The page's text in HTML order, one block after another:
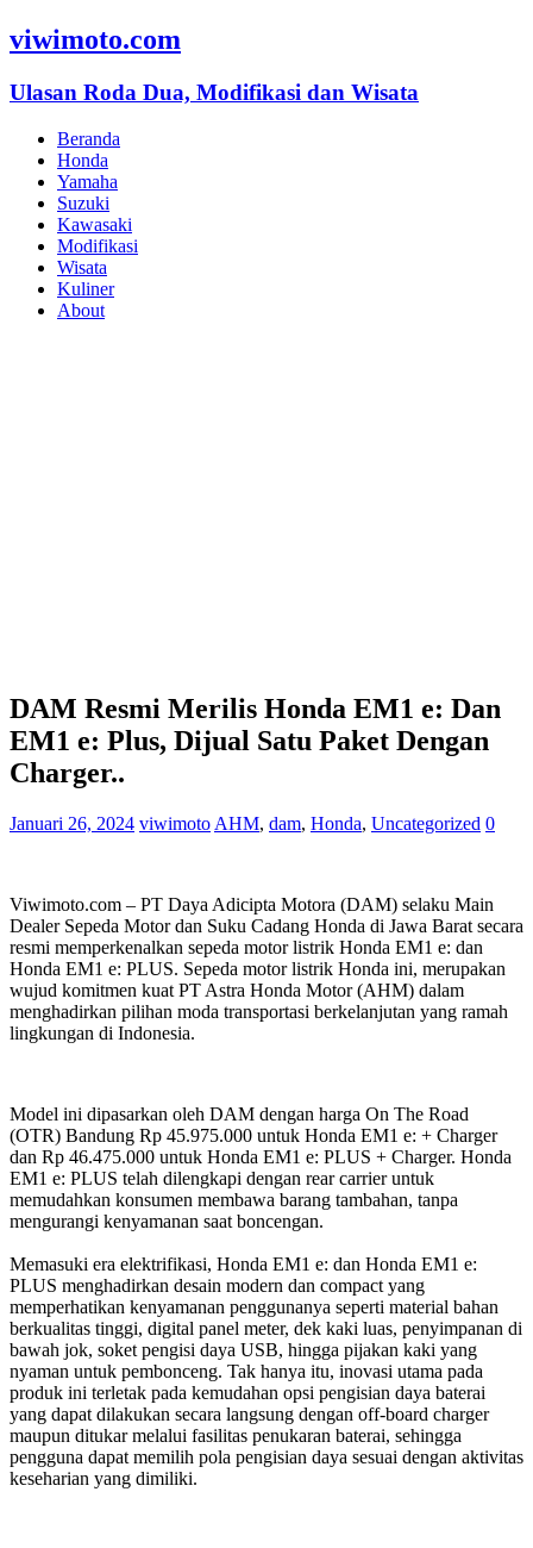
viwimoto.com
Ulasan Roda Dua, Modifikasi dan Wisata
Beranda
Honda
Yamaha
Suzuki
Kawasaki
Modifikasi
Wisata
Kuliner
About
DAM Resmi Merilis Honda EM1 e: Dan
EM1 e: Plus, Dijual Satu Paket Dengan
Charger..
Januari 26, 2024 viwimoto AHM, dam, Honda, Uncategorized 0
Viwimoto.com – PT Daya Adicipta Motora (DAM) selaku Main
Dealer Sepeda Motor dan Suku Cadang Honda di Jawa Barat secara
resmi memperkenalkan sepeda motor listrik Honda EM1 e: dan
Honda EM1 e: PLUS. Sepeda motor listrik Honda ini, merupakan
wujud komitmen kuat PT Astra Honda Motor (AHM) dalam
menghadirkan pilihan moda transportasi berkelanjutan yang ramah
lingkungan di Indonesia.
Model ini dipasarkan oleh DAM dengan harga On The Road
(OTR) Bandung Rp 45.975.000 untuk Honda EM1 e: + Charger
dan Rp 46.475.000 untuk Honda EM1 e: PLUS + Charger. Honda
EM1 e: PLUS telah dilengkapi dengan rear carrier untuk
memudahkan konsumen membawa barang tambahan, tanpa
mengurangi kenyamanan saat boncengan.
Memasuki era elektrifikasi, Honda EM1 e: dan Honda EM1 e:
PLUS menghadirkan desain modern dan compact yang
memperhatikan kenyamanan penggunanya seperti material bahan
berkualitas tinggi, digital panel meter, dek kaki luas, penyimpanan di
bawah jok, soket pengisi daya USB, hingga pijakan kaki yang
nyaman untuk pembonceng. Tak hanya itu, inovasi utama pada
produk ini terletak pada kemudahan opsi pengisian daya baterai
yang dapat dilakukan secara langsung dengan off-board charger
maupun ditukar melalui fasilitas penukaran baterai, sehingga
pengguna dapat memilih pola pengisian daya sesuai dengan aktivitas
keseharian yang dimiliki.